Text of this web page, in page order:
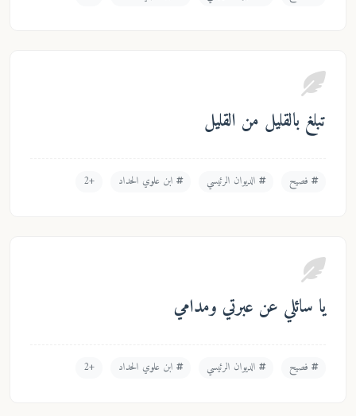
تبلغ بالقليل من القليل
فصيح الديوان الرئيسي ابن علوي الحداد +2
يا سائلي عن عبرتي ومدامي
فصيح الديوان الرئيسي ابن علوي الحداد +2